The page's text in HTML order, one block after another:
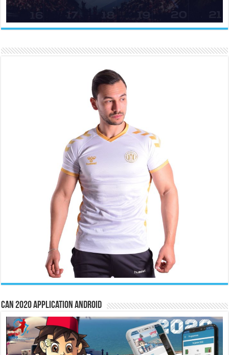
CAN 2020 Application Android